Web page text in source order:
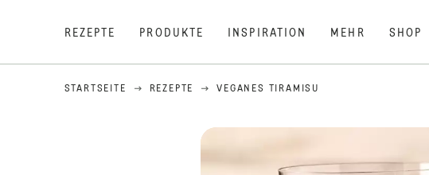
REZEPTE PRODUKTE INSPIRATION MEHR SHOP
STARTSEITE REZEPTE VEGANES TIRAMISU